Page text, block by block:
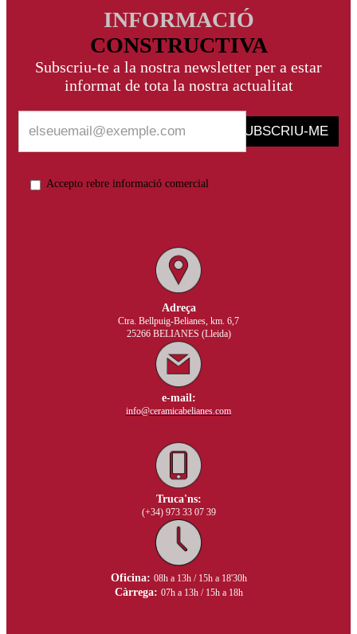
INFORMACIÓ
CONSTRUCTIVA
Subscriu-te a la nostra newsletter per a estar
informat de tota la nostra actualitat
SUBSCRIU-ME
Accepto rebre informació comercial
Adreça
Ctra. Bellpuig-Belianes, km. 6,7
25266 BELIANES (Lleida)
e-mail:
info@ceramicabelianes.com
Truca'ns:
(+34) 973 33 07 39
Oficina: 08h a 13h / 15h a 18'30h
Càrrega: 07h a 13h / 15h a 18h